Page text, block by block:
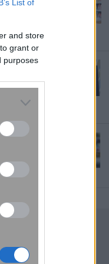
List of
and store
grant or
purposes